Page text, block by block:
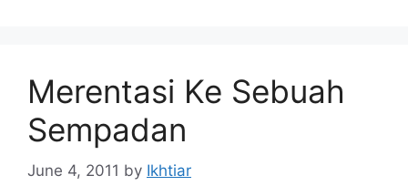
Merentasi Ke Sebuah
Sempadan
June 4, 2011 by Ikhtiar